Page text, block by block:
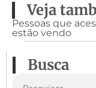
Veja
Pessoas que
estão vendo
Busca